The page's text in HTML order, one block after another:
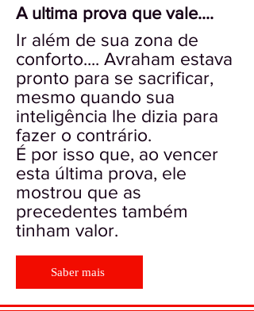
A ultima prova que vale....
Ir além de sua zona de
conforto.... Avraham estava
pronto para se sacrificar,
mesmo quando sua
inteligência lhe dizia para
fazer o contrário.
É por isso que, ao vencer
esta última prova, ele
mostrou que as
precedentes também
tinham valor.
Saber mais